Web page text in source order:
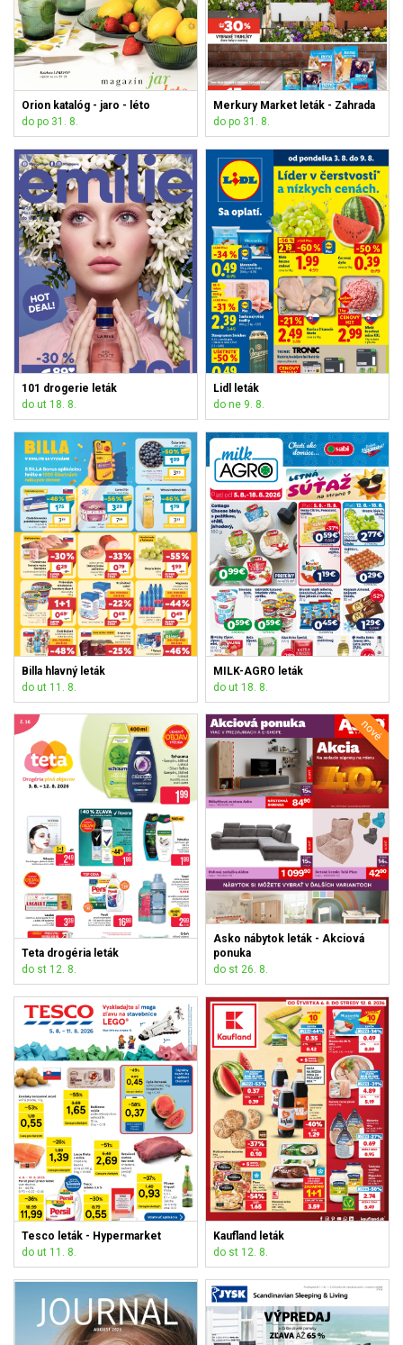
Orion katalóg - jaro - léto
do po 31. 8.
Merkury Market leták - Zahrada
do po 31. 8.
101 drogerie leták
do ut 18. 8.
Lidl leták
do ne 9. 8.
Billa hlavný leták
do ut 11. 8.
MILK-AGRO leták
do ut 18. 8.
Teta drogéria leták
do st 12. 8.
nové
Asko nábytok leták - Akciová
ponuka
do st 26. 8.
Tesco leták - Hypermarket
do ut 11. 8.
Kaufland leták
do st 12. 8.